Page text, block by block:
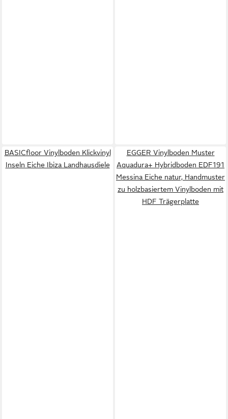
BASICfloor Vinylboden Klickvinyl
Inseln Eiche Ibiza Landhausdiele
EGGER Vinylboden Muster
Aquadura+ Hybridboden EDF191
Messina Eiche natur, Handmuster
zu holzbasiertem Vinylboden mit
HDF Trägerplatte